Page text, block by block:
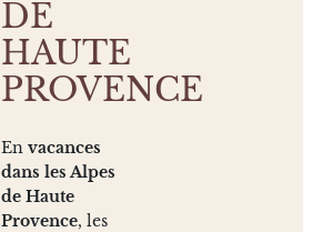
DE
HAUTE
PROVENCE
En vacances
dans les Alpes
de Haute
Provence, les